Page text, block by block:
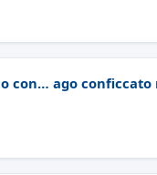
con… ago